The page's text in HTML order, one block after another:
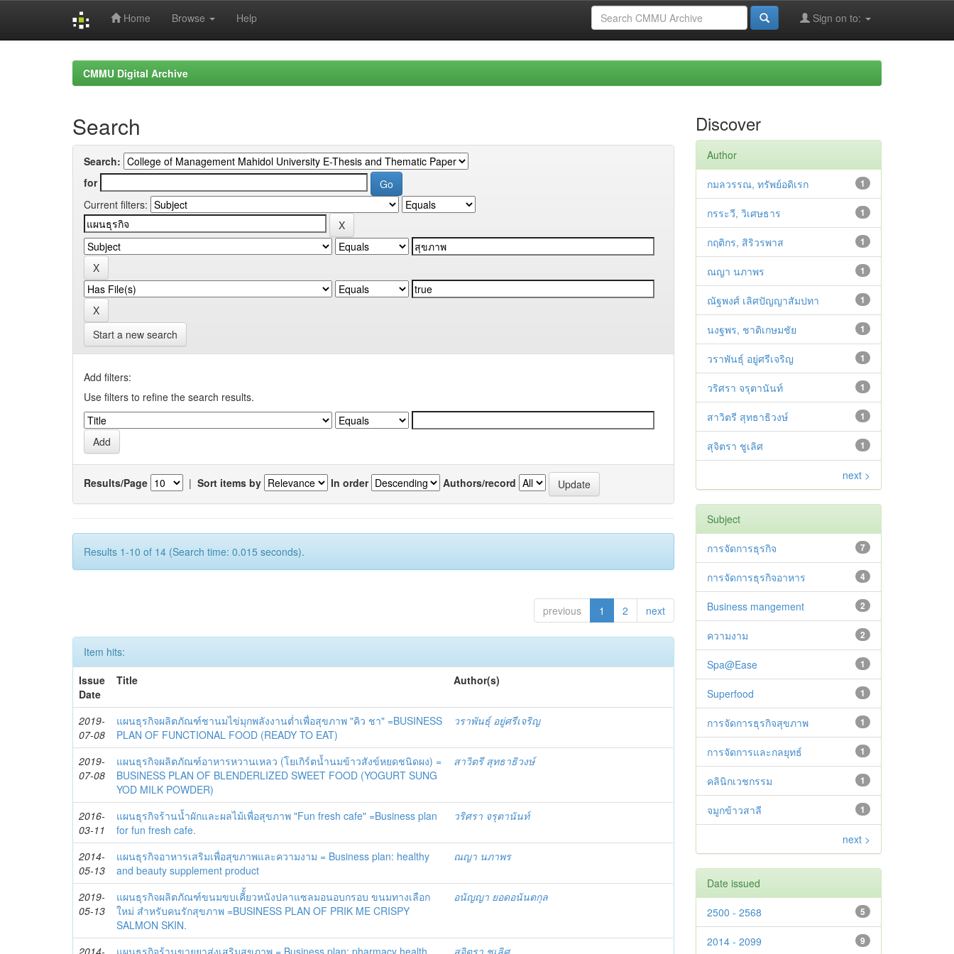
Home Browse Help Sign on to:
CMMU Digital Archive
Search
Search:
for
Current filters:
Start a new search
Add filters:
Use filters to refine the search results.
Results/Page | Sort items by In order Authors/record
Results 1-10 of 14 (Search time: 0.015 seconds).
previous 1 2 next
Item hits:
Issue
Date
Title Author(s)
2019-
07-08
แผนธุรกิจผลิตภัณฑ์ชานมไข่มุกพลังงานต่ำเพื่อสุขภาพ "คิว ชา" =BUSINESS
PLAN OF FUNCTIONAL FOOD (READY TO EAT)
วราพันธุ์ อยู่ศรีเจริญ
2019-
07-08
แผนธุรกิจผลิตภัณฑ์อาหารหวานเหลว (โยเกิร์ตน้ำนมข้าวสังข์หยดชนิดผง) =
BUSINESS PLAN OF BLENDERLIZED SWEET FOOD (YOGURT SUNG
YOD MILK POWDER)
สาวิตรี สุทธาธิวงษ์
2016-
03-11
แผนธุรกิจร้านน้ำผักและผลไม้เพื่อสุขภาพ "Fun fresh cafe" =Business plan
for fun fresh cafe.
วริศรา จรุตานันท์
2014-
05-13
แผนธุรกิจอาหารเสริมเพื่อสุขภาพและความงาม = Business plan: healthy
and beauty supplement product
ณญา นภาพร
2019-
05-13
แผนธุรกิจผลิตภัณฑ์ขนมขบเคีั้ยวหนังปลาแซลมอนอบกรอบ ขนมทางเลือก
ใหม่ สำหรับคนรักสุขภาพ =BUSINESS PLAN OF PRIK ME CRISPY
SALMON SKIN.
อนัญญา ยอดอนันตกุล
2014- แผนธุรกิจร้านขายยาส่งเสริมสุขภาพ = Business plan: pharmacy health สุจิตรา ชูเลิศ
Discover
Author
1
กมลวรรณ, ทรัพย์อดิเรก
1
กรระวี, วิเศษธาร
1
กฤติกร, สิริวรพาส
1
ณญา นภาพร
1
ณัฐพงศ์ เลิศปัญญาสัมปทา
1
นงฐพร, ชาติเกษมชัย
1
วราพันธุ์ อยู่ศรีเจริญ
1
วริศรา จรุตานันท์
1
สาวิตรี สุทธาธิวงษ์
1
สุจิตรา ชูเลิศ
next >
Subject
7
การจัดการธุรกิจ
4
การจัดการธุรกิจอาหาร
2
Business mangement
2
ความงาม
1
Spa@Ease
1
Superfood
1
การจัดการธุรกิจสุขภาพ
1
การจัดการและกลยุทธ์
1
คลินิกเวชกรรม
1
จมูกข้าวสาลี
next >
Date issued
5
2500 - 2568
9
2014 - 2099